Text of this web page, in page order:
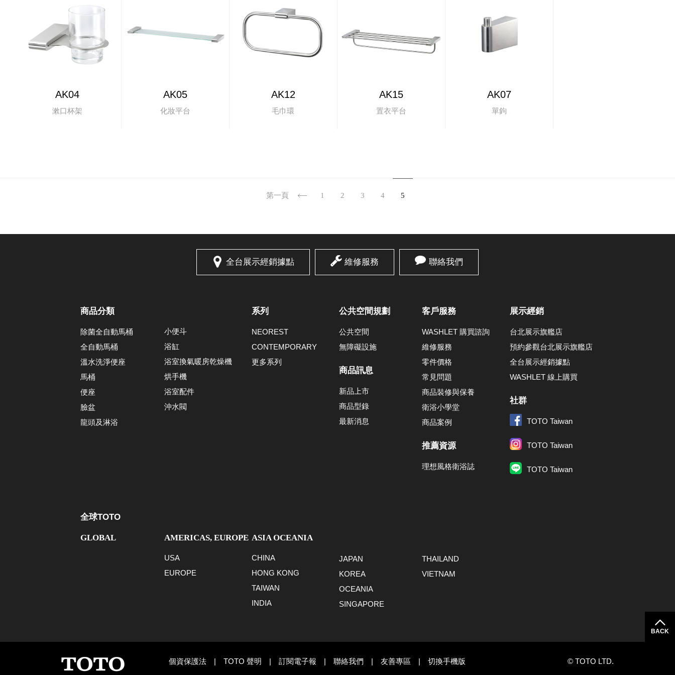
AK04
漱口杯架
AK05
化妝平台
AK12
毛巾環
AK15
置衣平台
AK07
單鉤
第一頁 1 2 3 4 5
全台展示經銷據點 維修服務 聯絡我們
商品分類
除菌全自動馬桶
全自動馬桶
溫水洗淨便座
馬桶
便座
臉盆
龍頭及淋浴
小便斗
浴缸
浴室換氣暖房乾燥機
烘手機
浴室配件
沖水閥
系列
NEOREST
CONTEMPORARY
更多系列
公共空間規劃
公共空間
無障礙設施
商品訊息
新品上市
商品型錄
最新消息
客戶服務
WASHLET 購買諮詢
維修服務
零件價格
常見問題
商品裝修與保養
衛浴小學堂
商品案例
推薦資源
理想風格衛浴誌
展示經銷
台北展示旗艦店
預約參觀台北展示旗艦店
全台展示經銷據點
WASHLET 線上購買
社群
TOTO Taiwan
TOTO Taiwan
TOTO Taiwan
全球TOTO
GLOBAL AMERICAS, EUROPE
USA
EUROPE
ASIA OCEANIA
CHINA
HONG KONG
TAIWAN
INDIA
JAPAN
KOREA
OCEANIA
SINGAPORE
THAILAND
VIETNAM
個資保護法 | TOTO 聲明 | 訂閱電子報 | 聯絡我們 | 友善專區 | 切換手機版 © TOTO LTD.
BACK